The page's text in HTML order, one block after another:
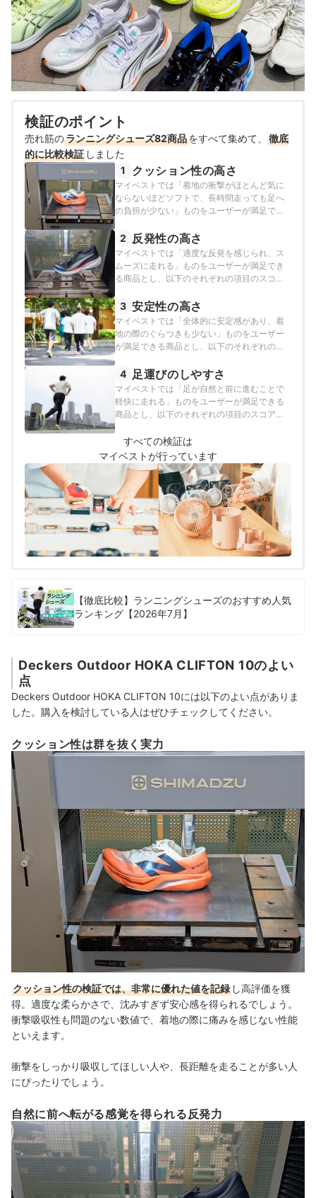
検証のポイント
売れ筋のランニングシューズ82商品をすべて集めて、
徹底
的に比較検証 しました
1
クッション性の高さ
マイベストでは「着地の衝撃がほとんど気に
ならないほどソフトで、長時間走っても足へ
の負担が少ない」ものをユーザーが満足でき
の加重平均でおすすめ度をスコア化しまし
た。
2 反発性の高さ
マイベストでは「適度な反発を感じられ、ス
ムーズに走れる」ものをユーザーが満足でき
る商品とし、以下のそれぞれの項目のスコア
た。
3 安定性の高さ
マイベストでは「全体的に安定感があり、着
地の際のぐらつきも少ない」ものをユーザー
が満足できる商品とし、以下のそれぞれの項
化しました。
4 足運びのしやすさ
マイベストでは「足が自然と前に進むことで
軽快に走れる」ものをユーザーが満足できる
商品とし、以下のそれぞれの項目のスコアの
すべての検証は
マイベストが行っています
【徹底比較】ランニングシューズのおすすめ人気
ランキング【2026年7月】
Deckers Outdoor HOKA CLIFTON 10のよい
点
Deckers Outdoor HOKA CLIFTON 10には以下のよい点がありま
した。購入を検討している人はぜひチェックしてください。
クッション性は群を抜く実力
クッション性の検証では、非常に優れた値を記録 し高評価を獲
得。適度な柔らかさで、沈みすぎず安心感を得られるでしょう。
衝撃吸収性も問題のない数値で、着地の際に痛みを感じない性能
といえます。
衝撃をしっかり吸収してほしい人や、長距離を走ることが多い人
にぴったりでしょう。
自然に前へ転がる感覚を得られる反発力